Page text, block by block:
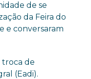
de se
da Feira do
e conversaram
troca de
(Eadi).